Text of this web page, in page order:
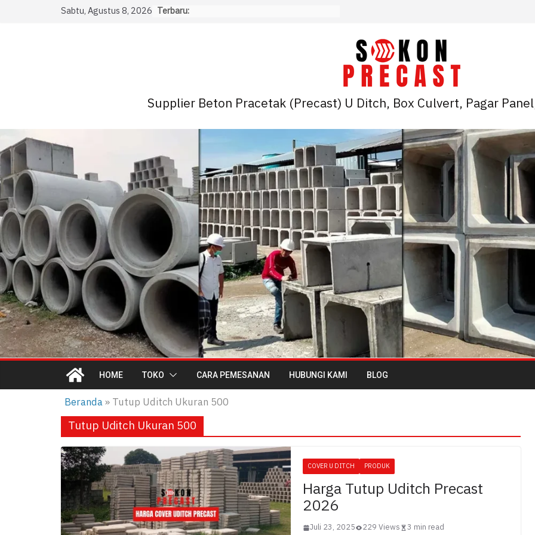
Sabtu, Agustus 8, 2026 Terbaru:
Supplier Beton Pracetak (Precast) U Ditch, Box Culvert, Pagar
HOME TOKO CARA PEMESANAN HUBUNGI KAMI BLOG
Beranda» Tutup Uditch Ukuran 500
Tutup Uditch Ukuran 500
COVER U DITCH PRODUK
Harga Tutup Uditch Precast
2026
Juli 23, 2025 229 Views 3 min read